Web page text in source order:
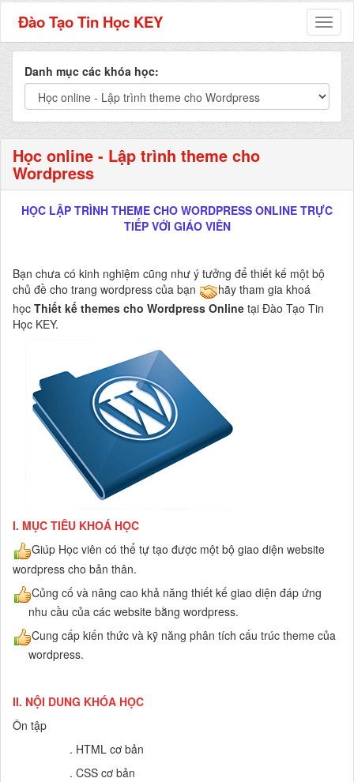
Đào Tạo Tin Học KEY
Danh mục các khóa học:
Học online - Lập trình theme cho
Wordpress
HỌC LẬP TRÌNH THEME CHO WORDPRESS ONLINE TRỰC
TIẾP VỚI GIÁO VIÊN
Bạn chưa có kinh nghiệm cũng như ý tưởng để thiết kế một bộ
chủ đề cho trang wordpress của bạn
hãy tham gia khoá
học Thiết kế themes cho Wordpress Online tại Đào Tạo Tin
Học KEY.
I. MỤC TIÊU KHOÁ HỌC
Giúp Học viên có thể tự tạo được một bộ giao diện website
wordpress cho bản thân.
Củng cố và nâng cao khả năng thiết kế giao diện đáp ứng
nhu cầu của các website bằng wordpress.
Cung cấp kiến thức và kỹ năng phân tích cấu trúc theme của
wordpress.
II. NỘI DUNG KHÓA HỌC
Ôn tập
. HTML cơ bản
. CSS cơ bản